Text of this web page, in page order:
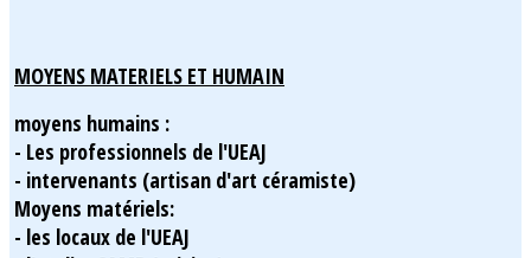
MOYENS MATERIELS ET HUMAIN
moyens humains :
- Les professionnels de l'UEAJ
- intervenants (artisan d'art céramiste)
Moyens matériels:
- les locaux de l'UEAJ